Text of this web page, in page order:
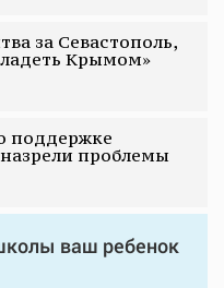
за Севастополь,
Крымом»
поддержке
проблемы
ваш ребенок